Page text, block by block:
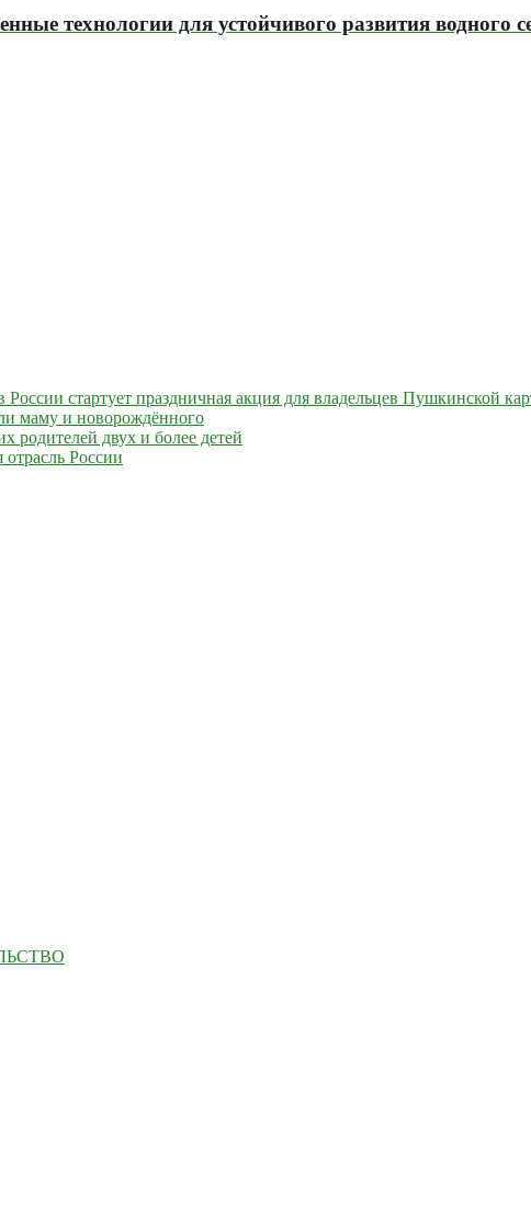
технологии для устойчивого развития водного
стартует праздничная акция для владельцев Пушкинской
маму и новорождённого
родителей двух и более детей
отрасль России